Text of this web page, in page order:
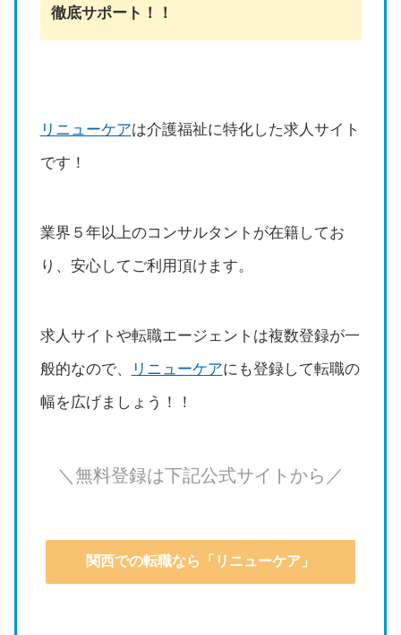
徹底サポート！！
リニューケアは介護福祉に特化した求人サイト
です！
業界５年以上のコンサルタントが在籍してお
り、安心してご利用頂けます。
求人サイトや転職エージェントは複数登録が一
般的なので、
リニューケアにも登録して転職の
幅を広げましょう！！
＼無料登録は下記公式サイトから／
関西での転職なら「リニューケア」